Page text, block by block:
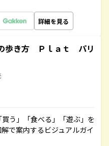
詳細を見る
歩き方 Ｐｌａｔ パリ
う」「食べる」「遊ぶ」を
で案内するビジュアルガイ